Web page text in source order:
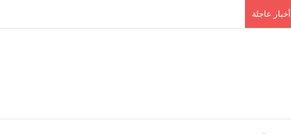
أخبار عاجلة